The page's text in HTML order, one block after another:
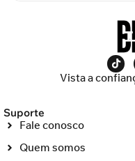
Vista a
Suporte
Fale conosco
Quem somos